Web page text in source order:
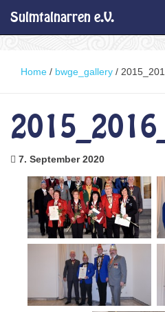
Sulmtalnarren e.V.
Home / bwge_gallery /
7. September 2020